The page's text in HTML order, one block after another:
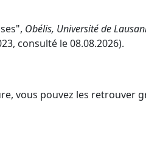
Obélis, Université de
consulté le 08.08.2026).
vous pouvez les retrouver